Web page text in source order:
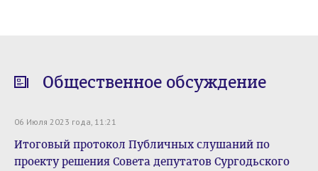
Общественное обсуждение
06 Июля 2023 года, 11:21
Итоговый протокол Публичных слушаний по
проекту решения Совета депутатов Сургодьского